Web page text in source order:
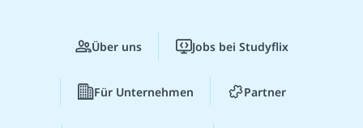
Über uns Jobs bei Studyflix
Für Unternehmen Partner